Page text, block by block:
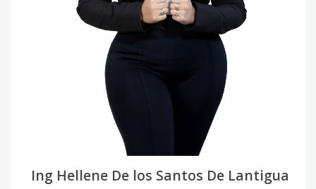
Ing Hellene De los Santos De Lantigua